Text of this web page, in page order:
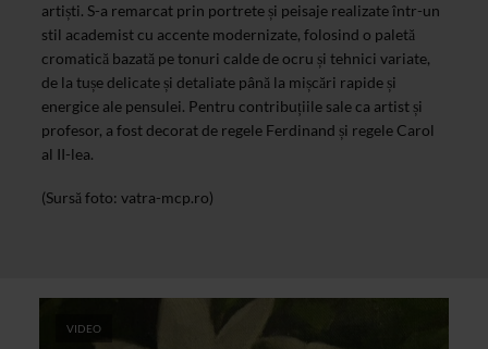
artiști. S-a remarcat prin portrete și peisaje realizate într-un
stil academist cu accente modernizate, folosind o paletă
cromatică bazată pe tonuri calde de ocru și tehnici variate,
de la tușe delicate și detaliate până la mișcări rapide și
energice ale pensulei. Pentru contribuțiile sale ca artist și
profesor, a fost decorat de regele Ferdinand și regele Carol
al II-lea.
(Sursă foto: vatra-mcp.ro)
VIDEO